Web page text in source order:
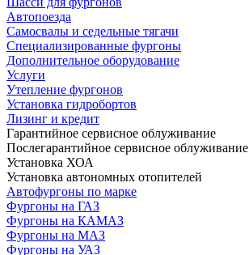
Автопоезда
Самосвалы и седельные тягачи
Специализированные фургоны
Дополнительное оборудование
Услуги
Утепление фургонов
Установка гидробортов
Лизинг и кредит
Гарантийное сервисное облуживание
Послегарантийное сервисное облуживание
Установка ХОА
Установка автономных отопителей
Автофургоны по марке
Фургоны на ГАЗ
Фургоны на КАМАЗ
Фургоны на МАЗ
Фургоны на УАЗ